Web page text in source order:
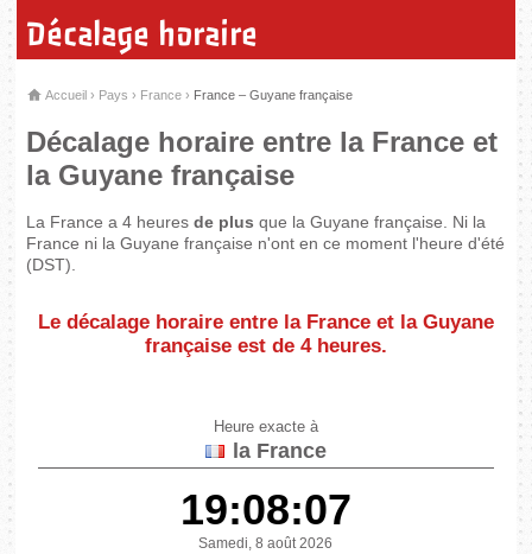
Décalage horaire
Accueil › Pays › France › France – Guyane française
Décalage horaire entre la France et
la Guyane française
La France a 4 heuresde plus que la Guyane française. Ni la
France ni la Guyane française n'ont en ce moment l'heure d'été
(DST).
Le décalage horaire entre la France et la Guyane
française est de 4 heures.
Heure exacte à
la France
19:08:07
Samedi, 8 août 2026